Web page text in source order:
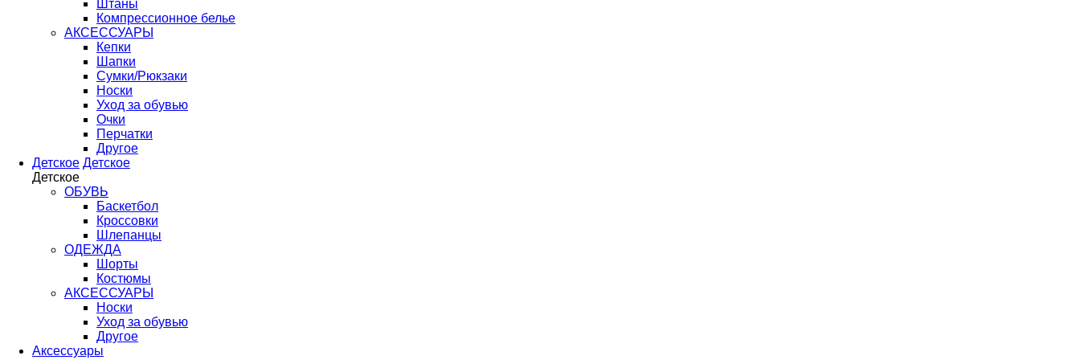
Штаны
Компрессионное белье
АКСЕССУАРЫ
Кепки
Шапки
Сумки/Рюкзаки
Носки
Уход за обувью
Очки
Перчатки
Другое
Детское Детское
Детское
ОБУВЬ
Баскетбол
Кроссовки
Шлепанцы
ОДЕЖДА
Шорты
Костюмы
АКСЕССУАРЫ
Носки
Уход за обувью
Другое
Аксессуары